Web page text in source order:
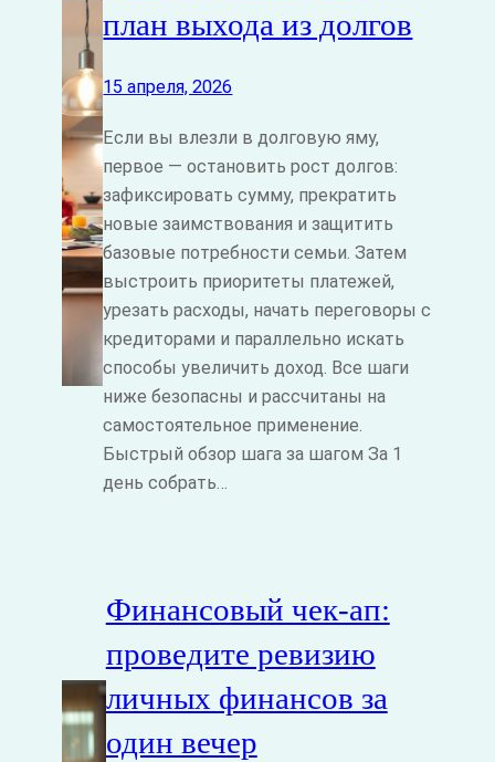
план выхода из долгов
15 апреля, 2026
Если вы влезли в долговую яму,
первое — остановить рост долгов:
зафиксировать сумму, прекратить
новые заимствования и защитить
базовые потребности семьи. Затем
выстроить приоритеты платежей,
урезать расходы, начать переговоры с
кредиторами и параллельно искать
способы увеличить доход. Все шаги
ниже безопасны и рассчитаны на
самостоятельное применение.
Быстрый обзор шага за шагом За 1
день собрать…
Финансовый чек‑ап:
проведите ревизию
личных финансов за
один вечер